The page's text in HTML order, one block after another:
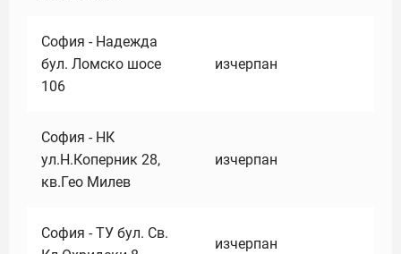
София - Надежда
бул. Ломско шосе
106
изчерпан
София - НК
ул.Н.Коперник 28,
кв.Гео Милев
изчерпан
София - ТУ бул. Св.
изчерпан